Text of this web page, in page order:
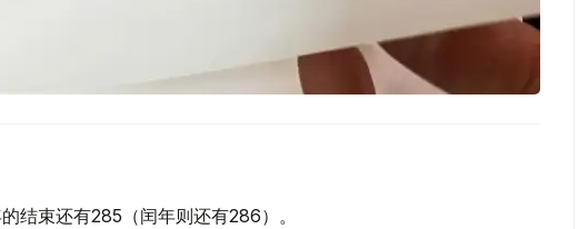
结束还有285（闰年则还有286）。